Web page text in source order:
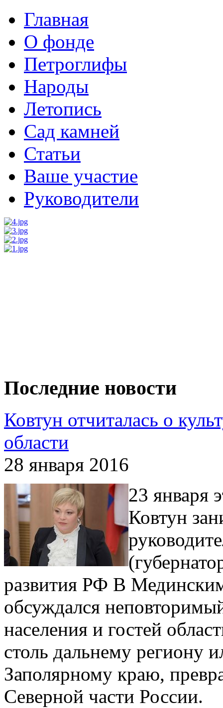
Главная
О фонде
Петроглифы
Народы
Летопись
Сад камней
Статьи
Ваше участие
Руководители
Последние новости
Ковтун отчиталась о
области
28 января 2016
23 января
Ковтун
развития РФ В
обсуждался
населения и гостей
столь дальнему региону
Заполярному краю,
Северной части России.